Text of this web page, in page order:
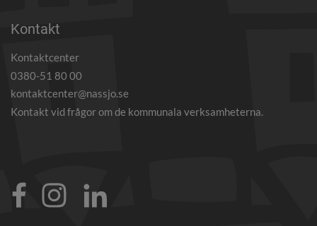
Kontakt
Kontaktcenter
0380-51 80 00
kontaktcenter@nassjo.se
Kontakt vid frågor om de kommunala verksamheterna.